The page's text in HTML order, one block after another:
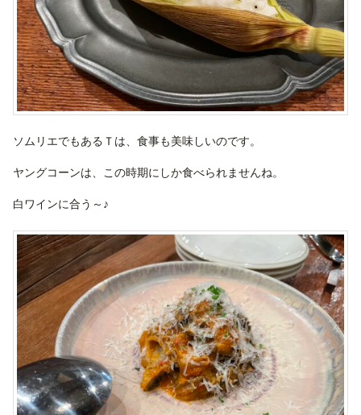
ソムリエでもあるＴは、食事も美味しいのです。
ヤングコーンは、この時期にしか食べられませんね。
白ワインに合う～♪